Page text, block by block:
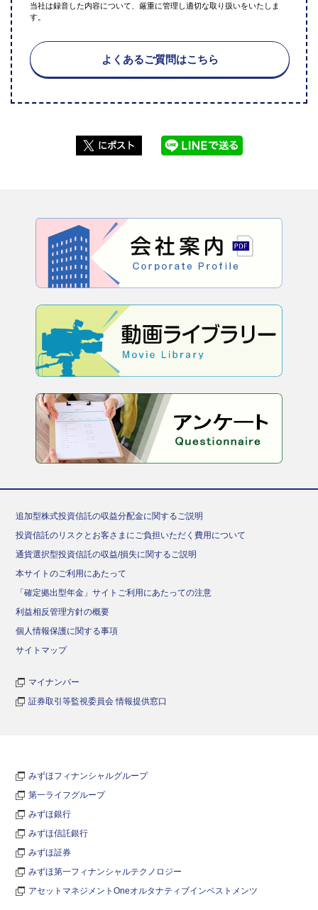
当社は録音した内容について、厳重に管理し適切な取り扱いをいたしま
す。
よくあるご質問はこちら
追加型株式投資信託の収益分配金に関するご説明
投資信託のリスクとお客さまにご負担いただく費用について
通貨選択型投資信託の収益/損失に関するご説明
本サイトのご利用にあたって
「確定拠出型年金」サイトご利用にあたっての注意
利益相反管理方針の概要
個人情報保護に関する事項
サイトマップ
マイナンバー
証券取引等監視委員会 情報提供窓口
みずほフィナンシャルグループ
第一ライフグループ
みずほ銀行
みずほ信託銀行
みずほ証券
みずほ第一フィナンシャルテクノロジー
アセットマネジメントOneオルタナティブインベストメンツ